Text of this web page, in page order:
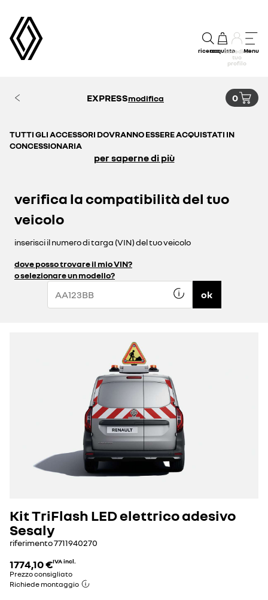
ricercaacquistoaccedi al
tuo
profilo
Menu
EXPRESSmodifica 0
TUTTI GLI ACCESSORI DOVRANNO ESSERE ACQUISTATI IN
CONCESSIONARIA
per saperne di più
verifica la compatibilità del tuo
veicolo
inserisci il numero di targa (VIN) del tuo veicolo
dove posso trovare il mio VIN?
o selezionare un modello?
ok
Kit TriFlash LED elettrico adesivo
Sesaly
riferimento7711940270
1774,10 €IVA incl.
Prezzo consigliato
Richiede montaggio